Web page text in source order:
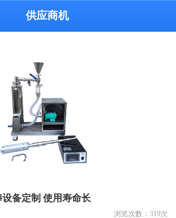
供应商机
备定制 使用寿命长
浏览次数： 319次